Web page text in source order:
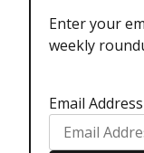
Enter your
weekly
Email Address